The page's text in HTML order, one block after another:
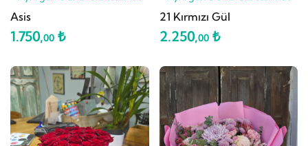
Asis
1.750,00 ₺
21 Kırmızı Gül
2.250,00₺